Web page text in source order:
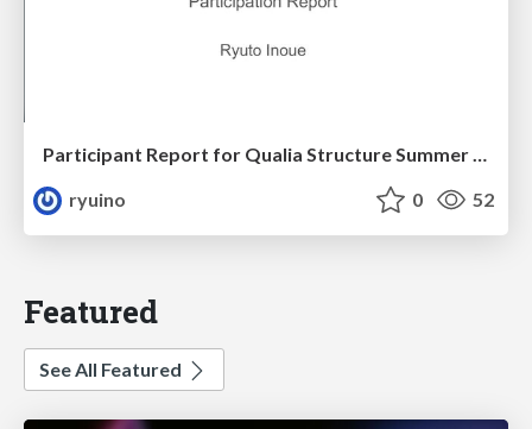
Participant Report for Qualia Structure Summer School 2024
ryuino
0 52
Featured
See All Featured